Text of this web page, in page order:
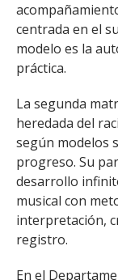
Académicas/
centrada en el
modelo es la
práctica.
La segunda
heredada del
según modelos
progreso. Su
desarrollo
musical con
interpretación,
registro.
En el